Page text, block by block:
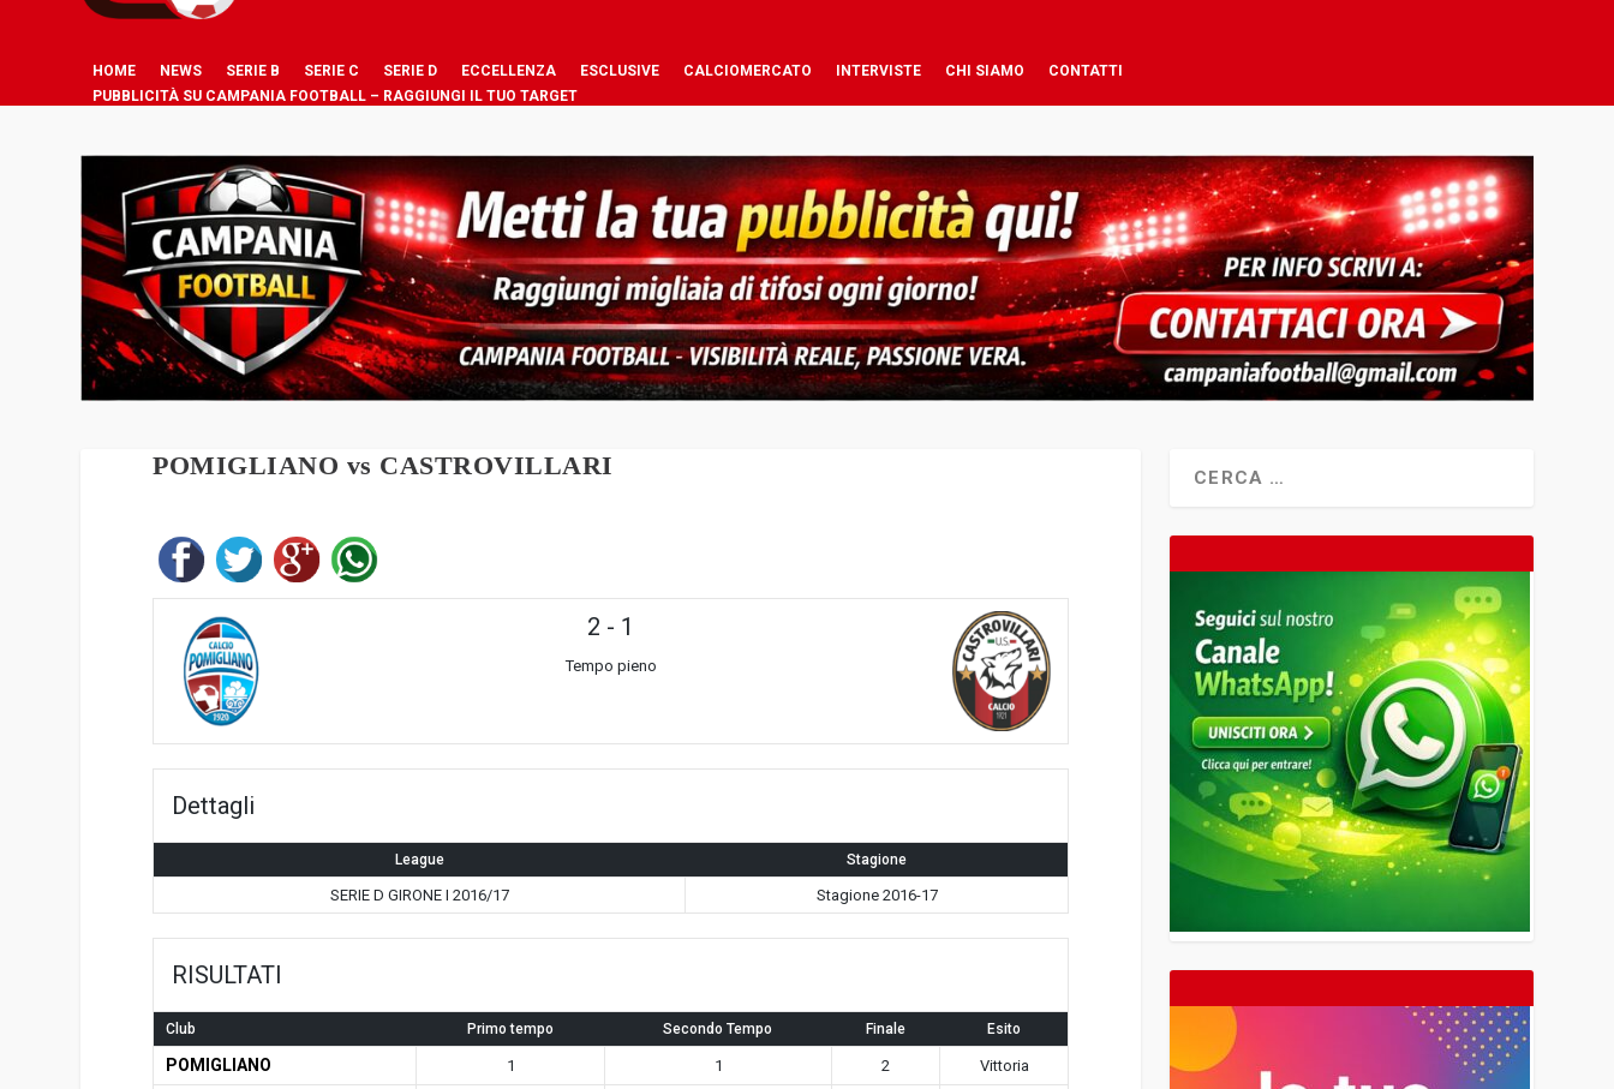
HOME NEWS SERIE B SERIE C SERIE D ECCELLENZA ESCLUSIVE CALCIOMERCATO INTERVISTE CHI SIAMO
CONTATTI
PUBBLICITÀ SU CAMPANIA FOOTBALL – RAGGIUNGI IL TUO TARGET
POMIGLIANO vs CASTROVILLARI
2 - 1
Tempo pieno
Dettagli
League Stagione
SERIE D GIRONE I 2016/17 Stagione 2016-17
RISULTATI
Club Primo tempo Secondo Tempo Finale Esito
POMIGLIANO 1 1 2 Vittoria